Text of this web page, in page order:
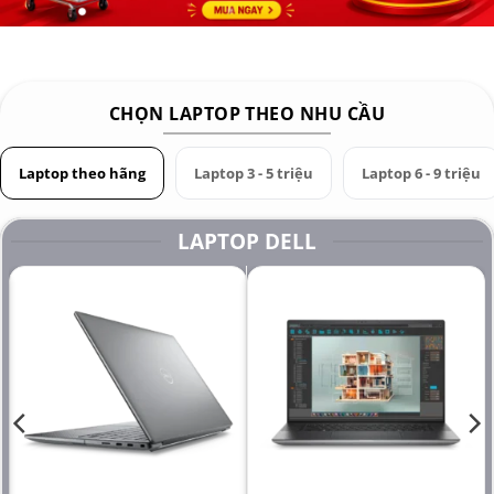
CHỌN LAPTOP THEO NHU CẦU
Laptop theo hãng Laptop 3 - 5 triệu Laptop 6 - 9 triệu
LAPTOP DELL